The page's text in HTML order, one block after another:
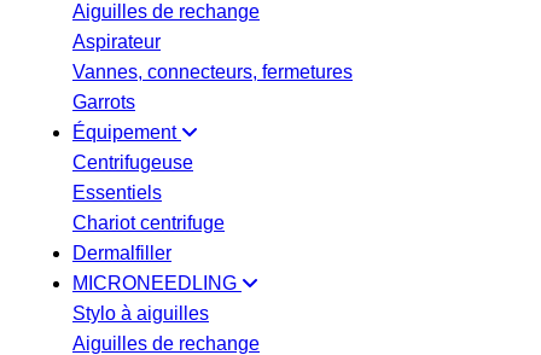
Aiguilles de rechange
Aspirateur
Vannes, connecteurs, fermetures
Garrots
Équipement
Centrifugeuse
Essentiels
Chariot centrifuge
Dermalfiller
MICRONEEDLING
Stylo à aiguilles
Aiguilles de rechange